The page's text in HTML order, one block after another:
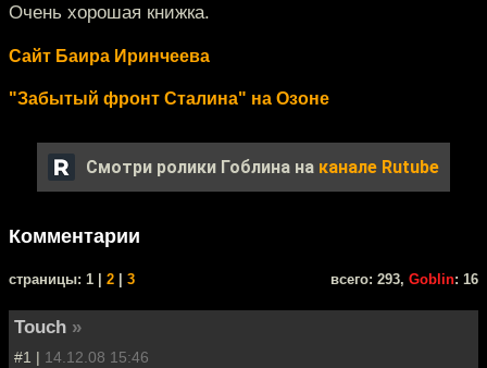
Очень хорошая книжка.
Сайт Баира Иринчеева
"Забытый фронт Сталина" на Озоне
Смотри ролики Гоблина на канале Rutube
Комментарии
cтраницы: 1 | 2 3 всего: 293, Goblin: 16
Touch »
#1 | 14.12.08 15:46